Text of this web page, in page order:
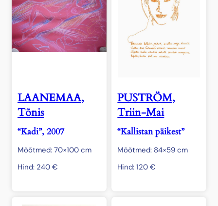
LAANEMAA,
Tõnis
“Kadi”, 2007
Mõõtmed: 70×100 cm
Hind: 240 €
PUSTRÖM,
Triin-Mai
“Kallistan päikest”
Mõõtmed: 84×59 cm
Hind:120€